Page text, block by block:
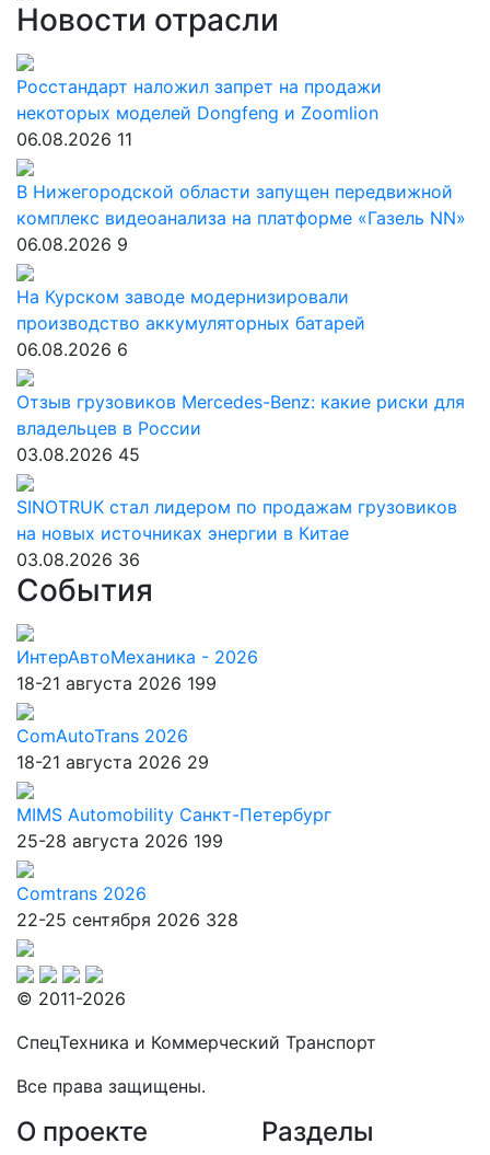
Новости отрасли
Росстандарт наложил запрет на продажи
некоторых моделей Dongfeng и Zoomlion
06.08.2026 11
В Нижегородской области запущен передвижной
комплекс видеоанализа на платформе «Газель NN»
06.08.2026 9
На Курском заводе модернизировали
производство аккумуляторных батарей
06.08.2026 6
Отзыв грузовиков Mercedes-Benz: какие риски для
владельцев в России
03.08.2026 45
SINOTRUK стал лидером по продажам грузовиков
на новых источниках энергии в Китае
03.08.2026 36
События
ИнтерАвтоМеханика - 2026
18-21 августа 2026 199
ComAutoTrans 2026
18-21 августа 2026 29
MIMS Automobility Санкт-Петербург
25-28 августа 2026 199
Comtrans 2026
22-25 сентября 2026 328
© 2011-2026
СпецТехника и Коммерческий Транспорт
Все права защищены.
О проекте Разделы